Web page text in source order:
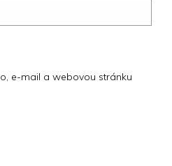
e-mail a webovou stránku